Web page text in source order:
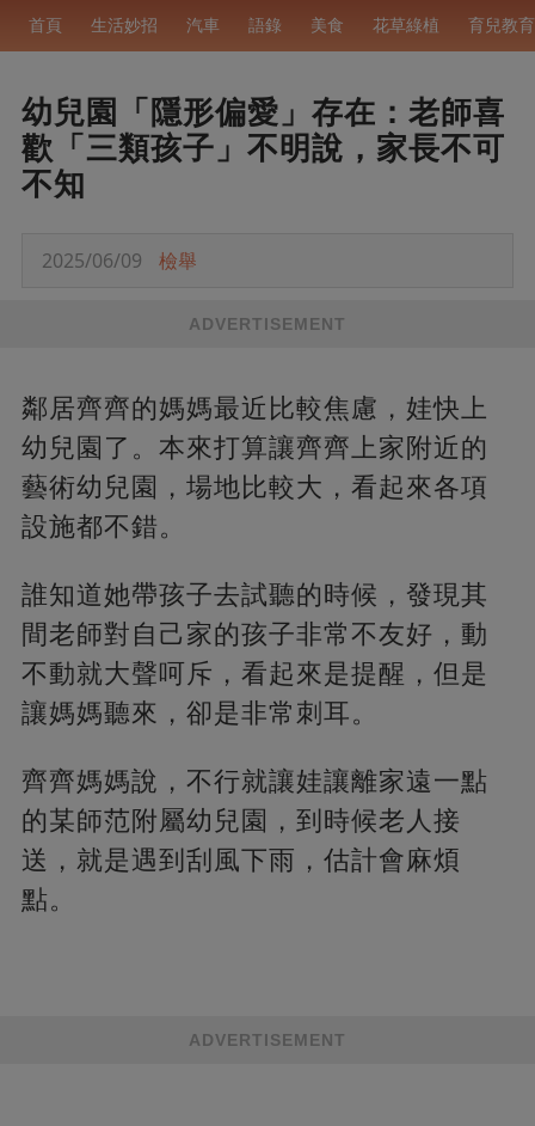
首頁 生活妙招 汽車 語錄 美食 花草綠植 育兒教育
幼兒園「隱形偏愛」存在：老師喜
歡「三類孩子」不明說，家長不可
不知
2025/06/09 檢舉
ADVERTISEMENT
鄰居齊齊的媽媽最近比較焦慮，娃快上
幼兒園了。本來打算讓齊齊上家附近的
藝術幼兒園，場地比較大，看起來各項
設施都不錯。
誰知道她帶孩子去試聽的時候，發現其
間老師對自己家的孩子非常不友好，動
不動就大聲呵斥，看起來是提醒，但是
讓媽媽聽來，卻是非常刺耳。
齊齊媽媽說，不行就讓娃讓離家遠一點
的某師范附屬幼兒園，到時候老人接
送，就是遇到刮風下雨，估計會麻煩
點。
ADVERTISEMENT